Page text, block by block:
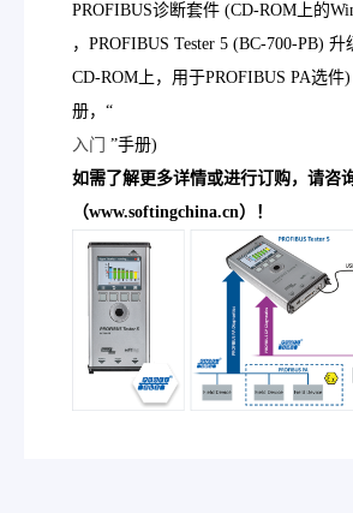
PROFIBUS诊断套件 (CD-ROM上的
，PROFIBUS Tester 5 (BC-700-PB)
CD-ROM上，用于PROFIBUS PA选
册，“
入门 ”手册)
如需了解更多详情或进行订购，请咨
（www.softingchina.cn）！